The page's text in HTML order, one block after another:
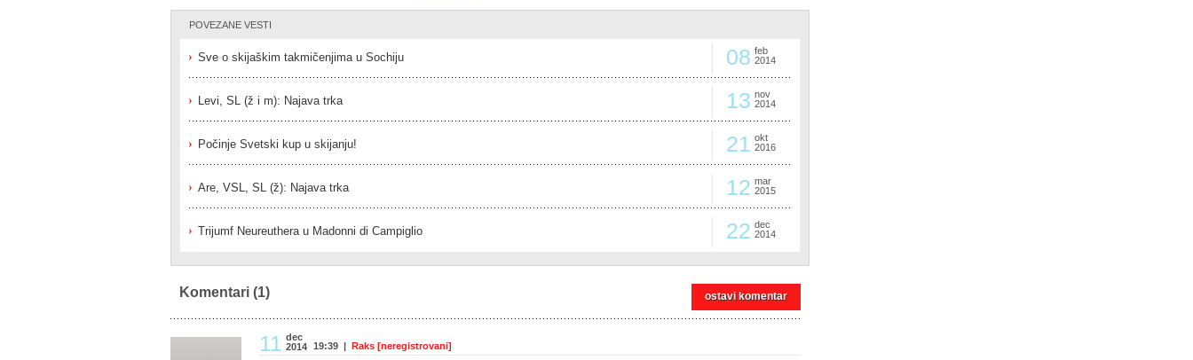
POVEZANE VESTI
Sve o skijaškim takmičenjima u Sochiju 08 feb
2014
Levi, SL (ž i m): Najava trka 13 nov
2014
Počinje Svetski kup u skijanju! 21 okt
2016
Are, VSL, SL (ž): Najava trka 12 mar
2015
Trijumf Neureuthera u Madonni di Campiglio 22 dec
2014
Komentari (1) ostavi komentar
11 dec
2014 19:39 | Raks [neregistrovani]